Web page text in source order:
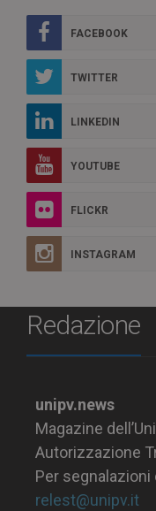
FACEBOOK
TWITTER
LINKEDIN
YOUTUBE
FLICKR
INSTAGRAM
Redazione
unipv.news
Magazine
Autorizzazione
Per segnalazioni
relest@unipv.it